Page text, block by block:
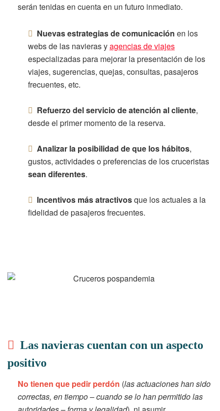
serán tenidas en cuenta en un futuro inmediato.
Nuevas estrategias de comunicación en los
webs de las navieras yagencias de viajes
especializadas para mejorar la presentación de los
viajes, sugerencias, quejas, consultas, pasajeros
frecuentes, etc.
Refuerzo del servicio de atención al cliente,
desde el primer momento de la reserva.
Analizar la posibilidad de que los hábitos,
gustos, actividades o preferencias de los cruceristas
sean diferentes.
Incentivos más atractivosque los actuales a la
fidelidad de pasajeros frecuentes.
Las navieras cuentan con un aspecto
positivo
No tienen que pedir perdón (las actuaciones han sido
correctas, en tiempo – cuando se lo han permitido las